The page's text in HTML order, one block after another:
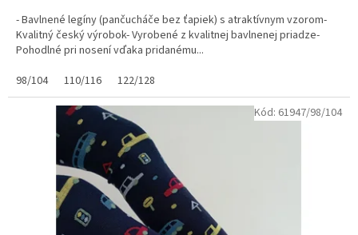
- Bavlnené legíny (pančucháče bez ťapiek) s atraktívnym vzorom-
Kvalitný český výrobok- Vyrobené z kvalitnej bavlnenej priadze-
Pohodlné pri nosení vďaka pridanému...
98/104
110/116 122/128
Kód: 61947/98/104